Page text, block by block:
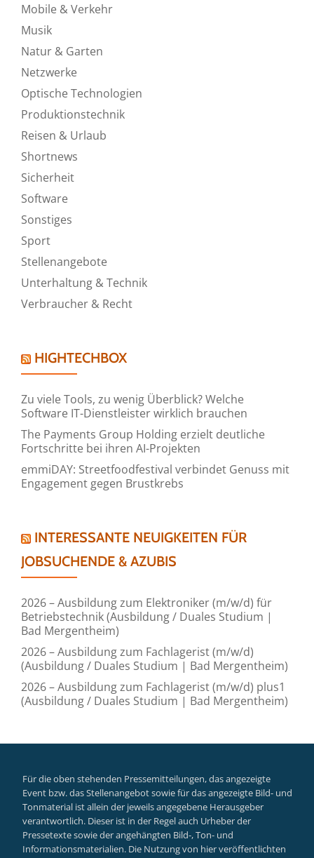
Mobile & Verkehr
Musik
Natur & Garten
Netzwerke
Optische Technologien
Produktionstechnik
Reisen & Urlaub
Shortnews
Sicherheit
Software
Sonstiges
Sport
Stellenangebote
Unterhaltung & Technik
Verbraucher & Recht
HIGHTECHBOX
Zu viele Tools, zu wenig Überblick? Welche
Software IT-Dienstleister wirklich brauchen
The Payments Group Holding erzielt deutliche
Fortschritte bei ihren AI-Projekten
emmiDAY: Streetfoodfestival verbindet Genuss mit
Engagement gegen Brustkrebs
INTERESSANTE NEUIGKEITEN FÜR
JOBSUCHENDE & AZUBIS
2026 – Ausbildung zum Elektroniker (m/w/d) für
Betriebstechnik (Ausbildung / Duales Studium |
Bad Mergentheim)
2026 – Ausbildung zum Fachlagerist (m/w/d)
(Ausbildung / Duales Studium | Bad Mergentheim)
2026 – Ausbildung zum Fachlagerist (m/w/d) plus1
(Ausbildung / Duales Studium | Bad Mergentheim)
Für die oben stehenden Pressemitteilungen, das angezeigte
Event bzw. das Stellenangebot sowie für das angezeigte Bild- und
Tonmaterial ist allein der jeweils angegebene Herausgeber
verantwortlich. Dieser ist in der Regel auch Urheber der
Pressetexte sowie der angehängten Bild-, Ton- und
Informationsmaterialien. Die Nutzung von hier veröffentlichten